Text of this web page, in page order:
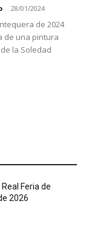
- 28/01/2024
de 2024
de una pintura
la Soledad
Feria de
2026